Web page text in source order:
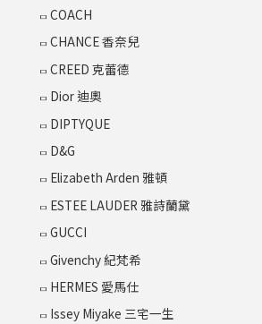
COACH
CHANCE 香奈兒
CREED 克蕾德
Dior 迪奧
DIPTYQUE
D&G
Elizabeth Arden 雅頓
ESTEE LAUDER 雅詩蘭黛
GUCCI
Givenchy 紀梵希
HERMES 愛馬仕
Issey Miyake 三宅一生